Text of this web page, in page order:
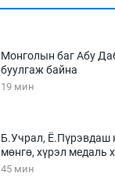
Монголын баг Абу
буулгаж байна
19 мин
Б.Учрал, Ё.Пүрэвдаш
мөнгө, хүрэл медаль
45 мин